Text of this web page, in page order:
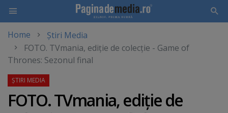
main
content
Home
Știri Media
FOTO. TVmania, ediţie de colecţie - Game of
Thrones: Sezonul final
FOTO. TVmania, ediţie de